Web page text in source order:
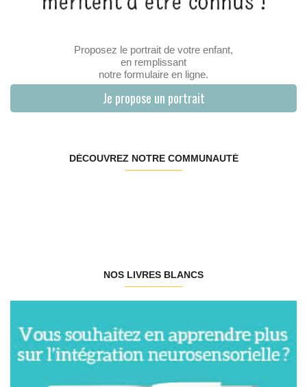
Proposez le portrait de votre enfant,
en remplissant
notre formulaire en ligne.
Je propose un portrait
DÉCOUVREZ NOTRE COMMUNAUTÉ
NOS LIVRES BLANCS